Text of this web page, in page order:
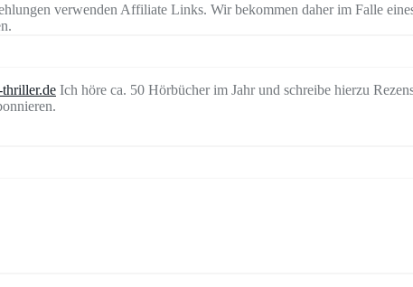
verwenden Affiliate Links. Wir bekommen daher im Falle
Ich höre ca. 50 Hörbücher im Jahr und schreibe hierzu